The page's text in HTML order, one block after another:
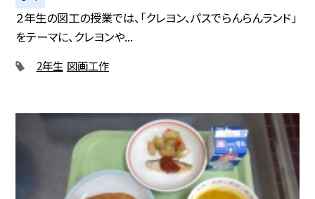
２年生の図工の授業では、「クレヨン、パスでらんらんランド」
をテーマに、クレヨンや...
2年生 図画工作